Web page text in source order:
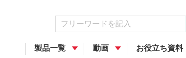
製品一覧 動画 お役立ち資料